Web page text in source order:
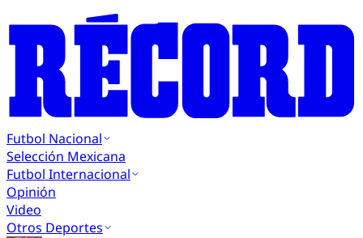
Futbol Nacional
Selección Mexicana
Futbol Internacional
Opinión
Video
Otros Deportes